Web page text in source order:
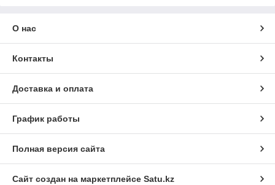
О нас
Контакты
Доставка и оплата
График работы
Полная версия сайта
Сайт создан на маркетплейсе Satu.kz